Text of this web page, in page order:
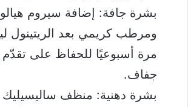
بشرة جافة: إضافة سيروم
ومرطب كريمي بعد الريتينول
مرة أسبوعيًا للحفاظ على تقدّم
جفاف.
بشرة دهنية: منظف ساليسيليك